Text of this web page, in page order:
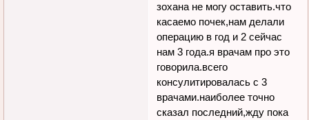
зохана не могу оставить.что
касаемо почек,нам делали
операцию в год и 2 сейчас
нам 3 года.я врачам про это
говорила.всего
консулитировалась с 3
врачами.наиболее точно
сказал последний,жду пока